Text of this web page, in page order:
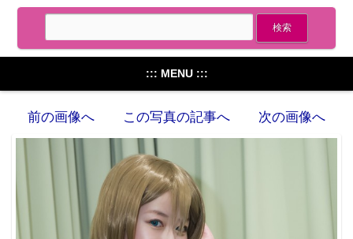
::: MENU :::
前の画像へ この写真の記事へ 次の画像へ